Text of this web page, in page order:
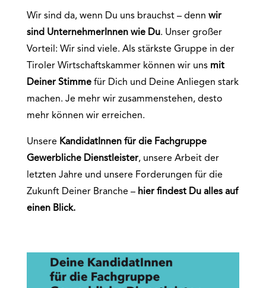
Wir sind da, wenn Du uns brauchst – denn wir
sind UnternehmerInnen wie Du. Unser großer
Vorteil: Wir sind viele. Als stärkste Gruppe in der
Tiroler Wirtschaftskammer können wir uns mit
Deiner Stimme für Dich und Deine Anliegen stark
machen. Je mehr wir zusammenstehen, desto
mehr können wir erreichen.
Unsere KandidatInnen für die Fachgruppe
Gewerbliche Dienstleister, unsere Arbeit der
letzten Jahre und unsere Forderungen für die
Zukunft Deiner Branche – hier findest Du alles auf
einen Blick.